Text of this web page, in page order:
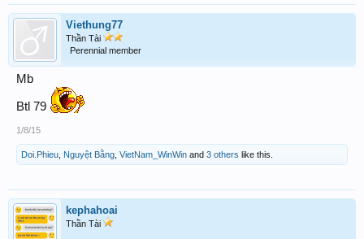
Viethung77
Thần Tài
Perennial member
Mb
Btl 79
1/8/15
Doi.Phieu Nguyệt Bằng VietNam_WinWin and 3 others like this.
kephahoai
Thần Tài